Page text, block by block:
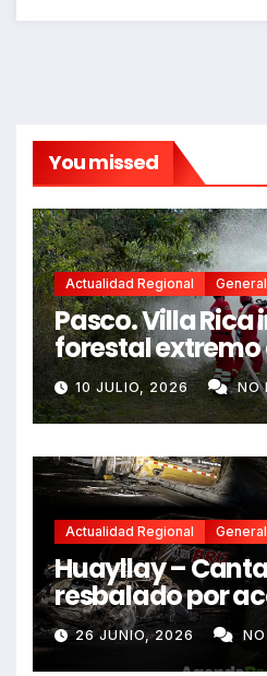
You missed
Actualidad Regional General
Pasco. Villa Rica
forestal extremo
fallecidos y
10 JULIO, 2026 NO
Actualidad Regional General
Huayllay –
resbalado por
e impactó auto
dejando dos
26 JUNIO, 2026